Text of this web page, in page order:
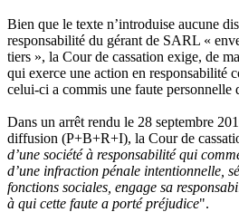
Bien que le texte n’introduise aucune
responsabilité du gérant de SARL «
tiers », la Cour de cassation exige, de
qui exerce une action en responsabilité
celui-ci a commis une faute personnelle
Dans un arrêt rendu le 28 septembre
diffusion (P+B+R+I), la Cour de
d’une société à responsabilité qui
d’une infraction pénale intentionnelle,
fonctions sociales, engage sa
à qui cette faute a porté préjudice".